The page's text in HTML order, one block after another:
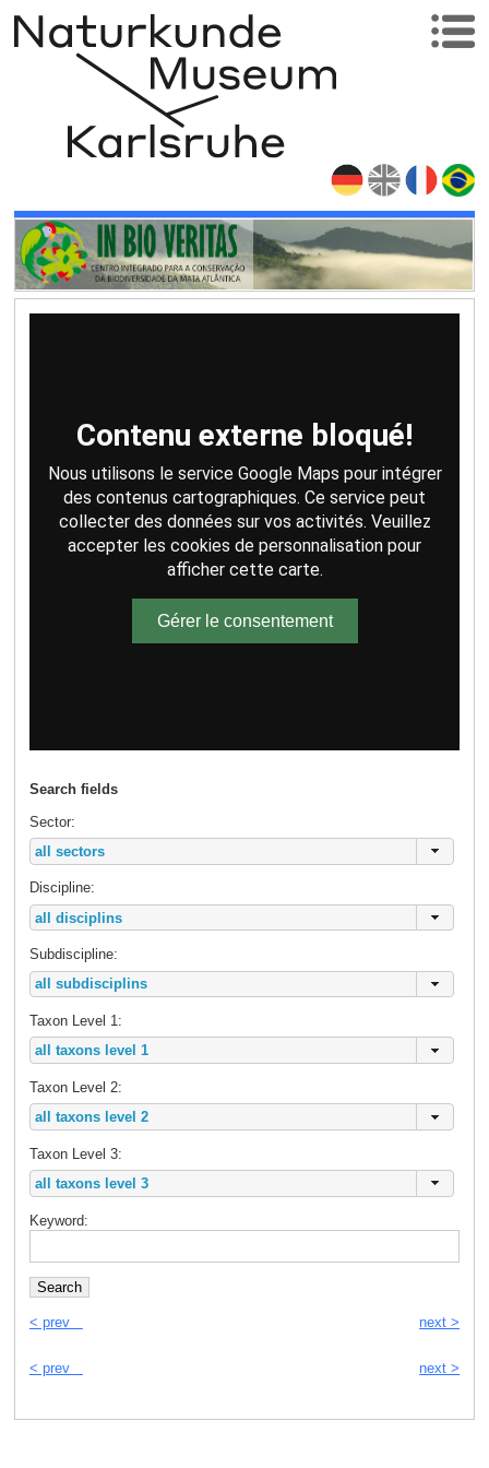
Contenu externe bloqué!
Nous utilisons le service Google Maps pour intégrer
des contenus cartographiques. Ce service peut
collecter des données sur vos activités. Veuillez
accepter les cookies de personnalisation pour
afficher cette carte.
Gérer le consentement
Search fields
Sector:
Discipline:
Subdiscipline:
Taxon Level 1:
Taxon Level 2:
Taxon Level 3:
Keyword:
< prev next >
< prev next >